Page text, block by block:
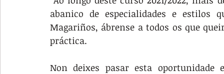
abanico de especialidades e estilos
Magariños, ábrense a todos os que
práctica.
Non deixes pasar esta oportunidade